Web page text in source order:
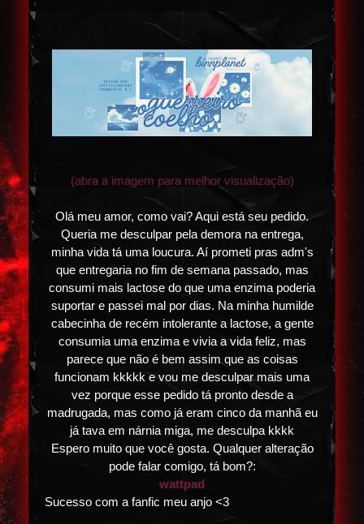
(abra a imagem para melhor visualização)
Olá meu amor, como vai? Aqui está seu pedido.
Queria me desculpar pela demora na entrega,
minha vida tá uma loucura. Aí prometi pras adm's
que entregaria no fim de semana passado, mas
consumi mais lactose do que uma enzima poderia
suportar e passei mal por dias. Na minha humilde
cabecinha de recém intolerante a lactose, a gente
consumia uma enzima e vivia a vida feliz, mas
parece que não é bem assim que as coisas
funcionam kkkkk e vou me desculpar mais uma
vez porque esse pedido tá pronto desde a
madrugada, mas como já eram cinco da manhã eu
já tava em nárnia miga, me desculpa kkkk
Espero muito que você gosta. Qualquer alteração
pode falar comigo, tá bom?:
wattpad
Sucesso com a fanfic meu anjo <3